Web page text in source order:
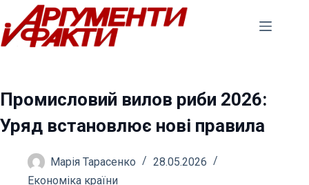
Перейти
до
вмісту
Промисловий вилов риби 2026:
Уряд встановлює нові правила
Марія Тарасенко
28.05.2026
Економіка країни